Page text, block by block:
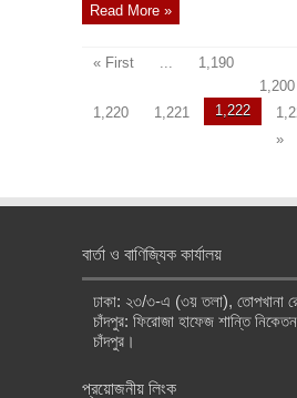
Read More »
« First
1,190
1,200
1,220
1,221 1,222
»
বার্তা ও বাণিজ্যিক কার্যালয়
ঢাকা: ২৩/৩-এ (৩য় তলা), তোপখানা
চাঁদপুর: ফিরোজা হাফেজ শান্তি
চাঁদপুর।
প্রয়োজনীয় লিংক